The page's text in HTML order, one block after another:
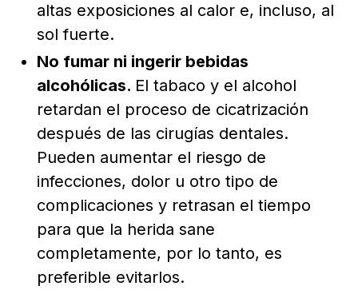
altas exposiciones al calor e, incluso, al
sol fuerte.
No fumar ni ingerir bebidas
alcohólicas. El tabaco y el alcohol
retardan el proceso de cicatrización
después de las cirugías dentales.
Pueden aumentar el riesgo de
infecciones, dolor u otro tipo de
complicaciones y retrasan el tiempo
para que la herida sane
completamente, por lo tanto, es
preferible evitarlos.